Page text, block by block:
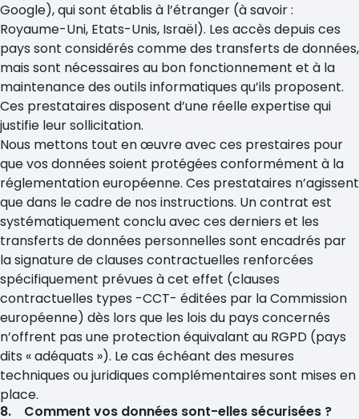
Google), qui sont établis à l’étranger (à savoir :
Royaume-Uni, Etats-Unis, Israël). Les accès depuis ces
pays sont considérés comme des transferts de données,
mais sont nécessaires au bon fonctionnement et à la
maintenance des outils informatiques qu’ils proposent.
Ces prestataires disposent d’une réelle expertise qui
justifie leur sollicitation.
Nous mettons tout en œuvre avec ces prestaires pour
que vos données soient protégées conformément à la
réglementation européenne. Ces prestataires n’agissent
que dans le cadre de nos instructions. Un contrat est
systématiquement conclu avec ces derniers et les
transferts de données personnelles sont encadrés par
la signature de clauses contractuelles renforcées
spécifiquement prévues à cet effet (clauses
contractuelles types -CCT- éditées par la Commission
européenne) dès lors que les lois du pays concernés
n’offrent pas une protection équivalant au RGPD (pays
dits « adéquats »). Le cas échéant des mesures
techniques ou juridiques complémentaires sont mises en
place.
8. Comment vos données sont-elles sécurisées ?